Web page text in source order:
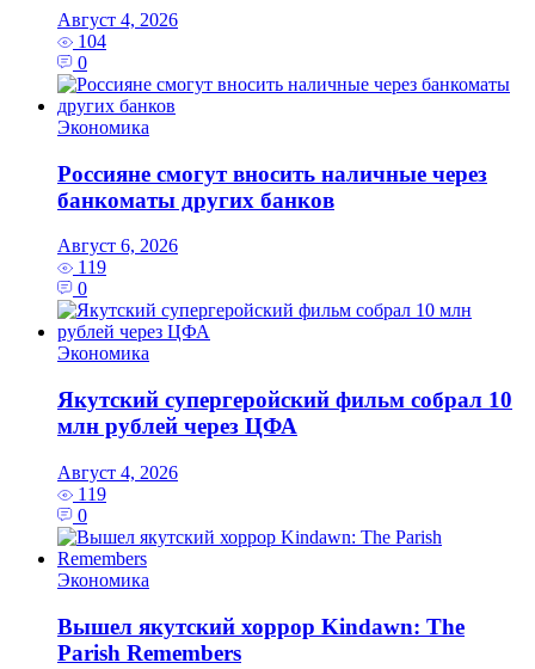
Август 4, 2026
104
0
Экономика
Россияне смогут вносить наличные через
банкоматы других банков
Август 6, 2026
119
0
Экономика
Якутский супергеройский фильм собрал 10
млн рублей через ЦФА
Август 4, 2026
119
0
Экономика
Вышел якутский хоррор Kindawn: The
Parish Remembers